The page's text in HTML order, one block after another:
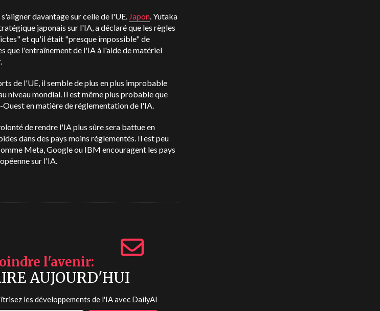
davantage sur celle de l'UE. Japon. Yutaka
japonais sur l'IA, a déclaré que les règles
et qu'il était "presque impossible" de
que l'entraînement de l'IA à l'aide de matériel
de l'UE, il semble de plus en plus improbable
niveau mondial. Il est même plus probable que
Ouest en matière de réglementation de l'IA.
de rendre l'IA plus sûre sera battue en
dans des pays moins réglementés. Il est peu
Meta, Google ou IBM encouragent les pays
sur l'IA.
l'avenir
AUJOURD'HUI
les développements de l'IA avec DailyAI